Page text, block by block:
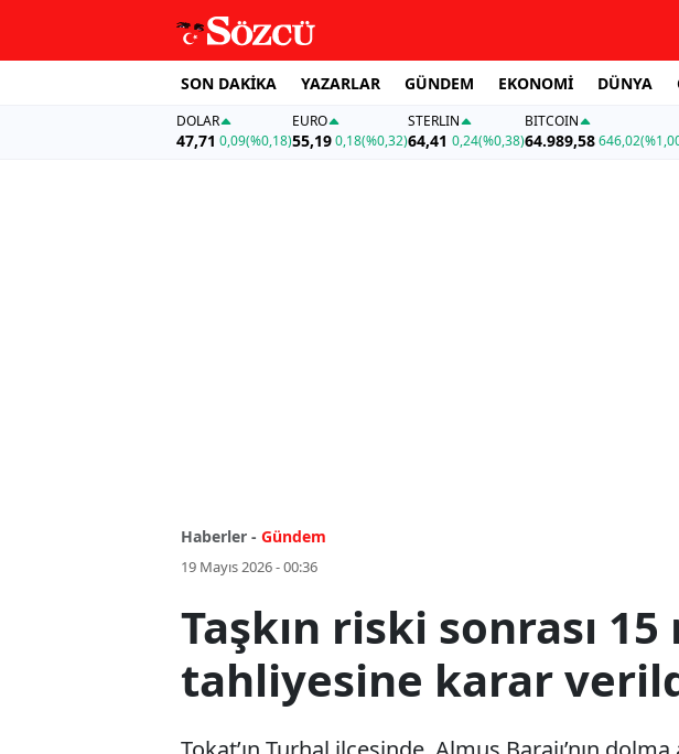
SON DAKİKA YAZARLAR GÜNDEM EKONOMİ DÜNYA
DOLAR
47,71 0,09(%0,18)
EURO
55,19 0,18(%0,32)
STERLIN
64,41 0,24(%0,38)
BITCOIN
64.989,58646,02
Haberler - Gündem
19 Mayıs 2026 - 00:36
Taşkın riski sonrası
tahliyesine karar